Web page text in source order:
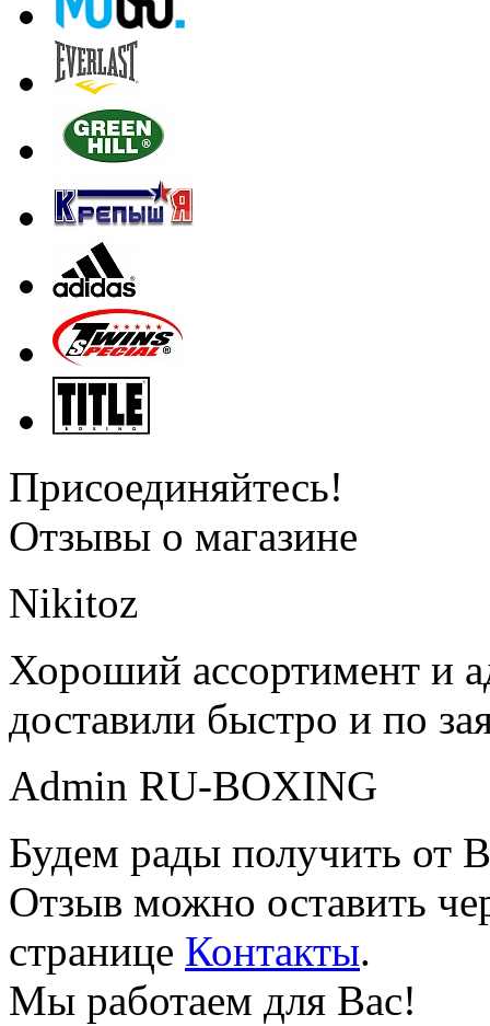
Присоединяйтесь!
Отзывы о магазине
Nikitoz
Хороший ассортимент и
доставили быстро и по
Admin RU-BOXING
Будем рады получить от
Отзыв можно оставить
странице Контакты.
Мы работаем для Вас!